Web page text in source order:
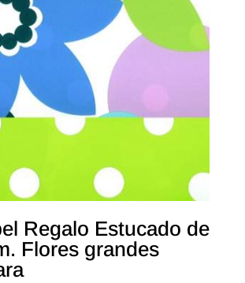
Regalo Estucado de
Flores grandes